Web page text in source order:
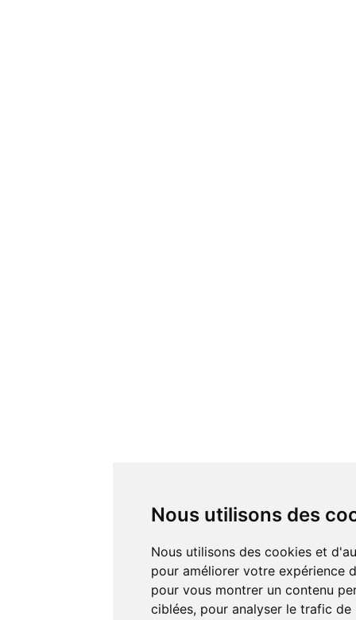
Nous utilisons des
Nous utilisons des cookies et d'autres technologies de suivi
pour améliorer votre expérience
pour vous montrer un contenu
ciblées, pour analyser le trafic